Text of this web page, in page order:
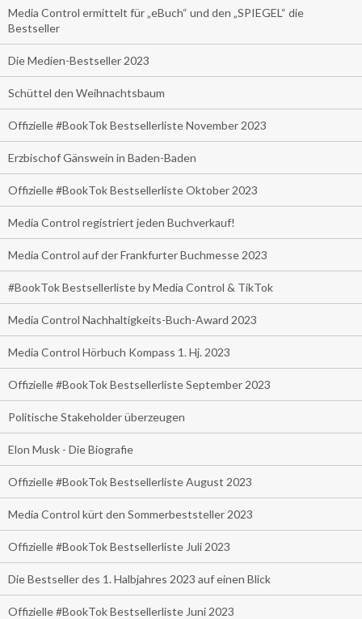
Media Control ermittelt für „eBuch“ und den „SPIEGEL“ die
Bestseller
Die Medien-Bestseller 2023
Schüttel den Weihnachtsbaum
Offizielle #BookTok Bestsellerliste November 2023
Erzbischof Gänswein in Baden-Baden
Offizielle #BookTok Bestsellerliste Oktober 2023
Media Control registriert jeden Buchverkauf!
Media Control auf der Frankfurter Buchmesse 2023
#BookTok Bestsellerliste by Media Control & TikTok
Media Control Nachhaltigkeits-Buch-Award 2023
Media Control Hörbuch Kompass 1. Hj. 2023
Offizielle #BookTok Bestsellerliste September 2023
Politische Stakeholder überzeugen
Elon Musk - Die Biografie
Offizielle #BookTok Bestsellerliste August 2023
Media Control kürt den Sommerbeststeller 2023
Offizielle #BookTok Bestsellerliste Juli 2023
Die Bestseller des 1. Halbjahres 2023 auf einen Blick
Offizielle #BookTok Bestsellerliste Juni 2023